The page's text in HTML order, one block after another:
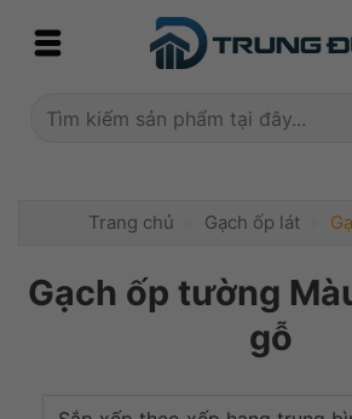
Tìm
Trang chủ » Gạch ốp lát »
Gạch ốp tường
gỗ